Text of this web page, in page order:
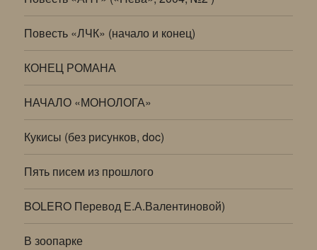
Повесть «ЛЧК» (начало и конец)
КОНЕЦ РОМАНА
НАЧАЛО «МОНОЛОГА»
Кукисы (без рисунков, doc)
Пять писем из прошлого
BOLERO Перевод Е.А.Валентиновой)
В зоопарке